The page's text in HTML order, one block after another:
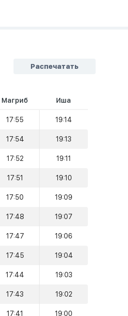
Распечатать
Магриб Иша
17:55 19:14
17:54 19:13
17:52 19:11
17:51 19:10
17:50 19:09
17:48 19:07
17:47 19:06
17:45 19:04
17:44 19:03
17:43 19:02
17:41 19:00